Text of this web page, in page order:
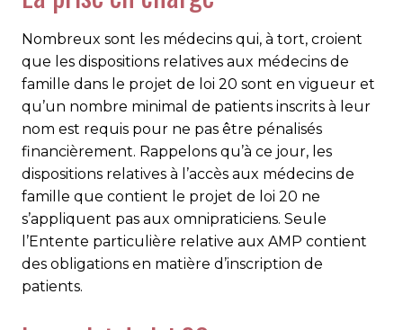
Nombreux sont les médecins qui, à tort, croient
que les dispositions relatives aux médecins de
famille dans le projet de loi 20 sont en vigueur et
qu’un nombre minimal de patients inscrits à leur
nom est requis pour ne pas être pénalisés
financièrement. Rappelons qu’à ce jour, les
dispositions relatives à l’accès aux médecins de
famille que contient le projet de loi 20 ne
s’appliquent pas aux omnipraticiens. Seule
l’Entente particulière relative aux AMP contient
des obligations en matière d’inscription de
patients.